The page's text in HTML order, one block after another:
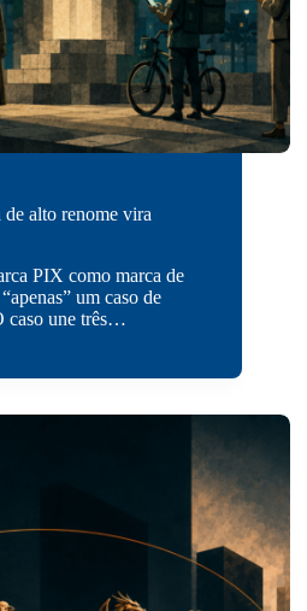
alto renome vira
PIX como marca de
um caso de
caso une três…